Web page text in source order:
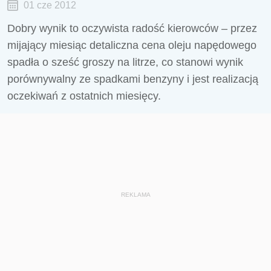
01 cze 2012
Dobry wynik to oczywista radość kierowców – przez
mijający miesiąc detaliczna cena oleju napędowego
spadła o sześć groszy na litrze, co stanowi wynik
porównywalny ze spadkami benzyny i jest realizacją
oczekiwań z ostatnich miesięcy.
REKLAMA